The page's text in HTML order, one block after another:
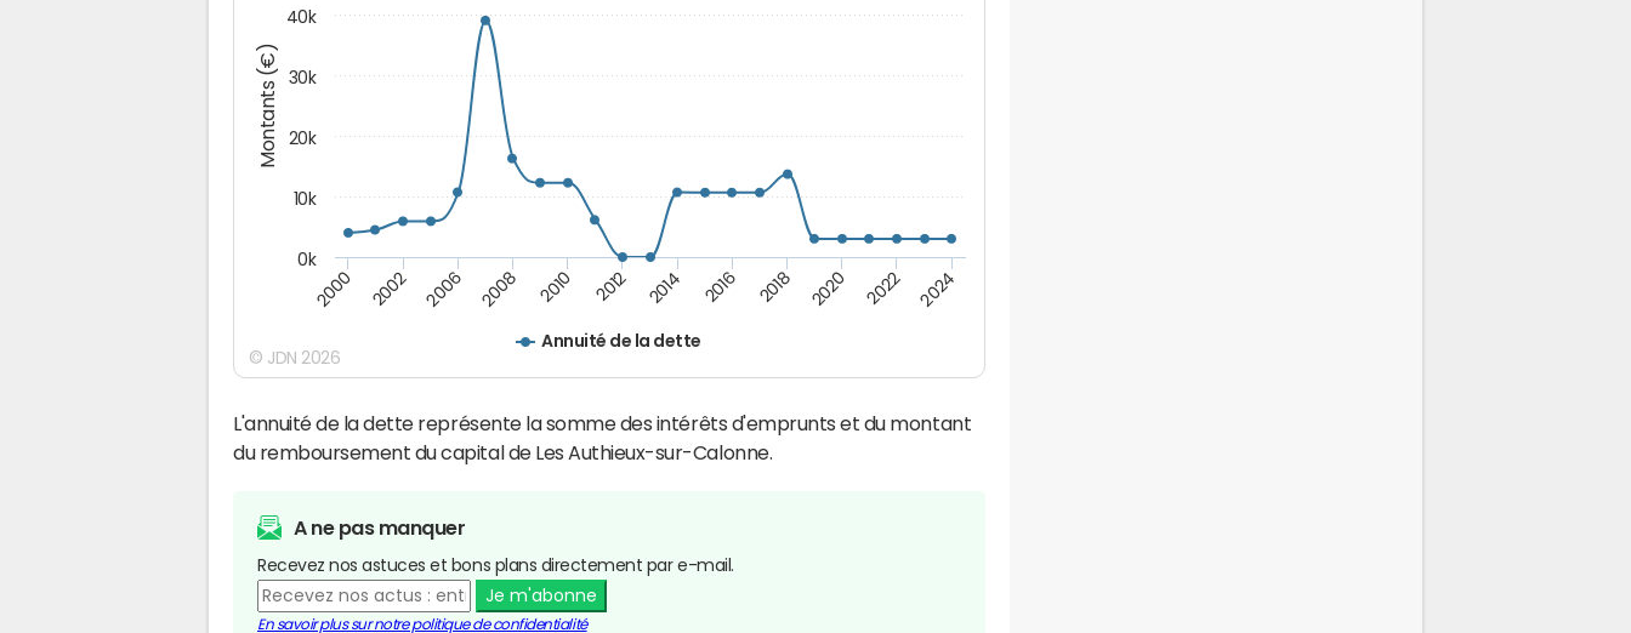
Montants (€)
Annuité de la dette
2000 2002 2006 2008 2010 2012 2014 2016 2018 2020 2022 2024
0k
10k
20k
30k
40k
© JDN 2026
L'annuité de la dette représente la somme des intérêts d'emprunts et du montant
du remboursement du capital de Les Authieux-sur-Calonne.
A ne pas manquer
Recevez nos astuces et bons plans directement par e-mail.
Je m'abonne
En savoir plus sur notre politique de confidentialité